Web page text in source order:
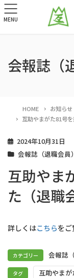
会報誌（
HOME お知らせ
互助やまがた81号
2024年10月31日
会報誌（退職会員）
互助やま
た（退職
詳しくはこちらをご
カテゴリー 会報誌
タグ 互助やまが
MENU